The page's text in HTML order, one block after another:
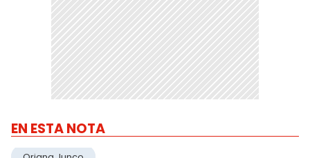
EN ESTA NOTA